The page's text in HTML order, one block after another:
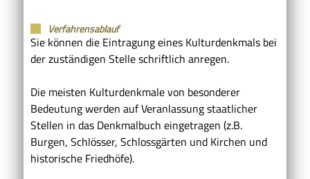
Verfahrensablauf
Sie können die Eintragung eines Kulturdenkmals bei
der zuständigen Stelle schriftlich anregen.
Die meisten Kulturdenkmale von besonderer
Bedeutung werden auf Veranlassung staatlicher
Stellen in das Denkmalbuch eingetragen (z.B.
Burgen, Schlösser, Schlossgärten und Kirchen und
historische Friedhöfe).